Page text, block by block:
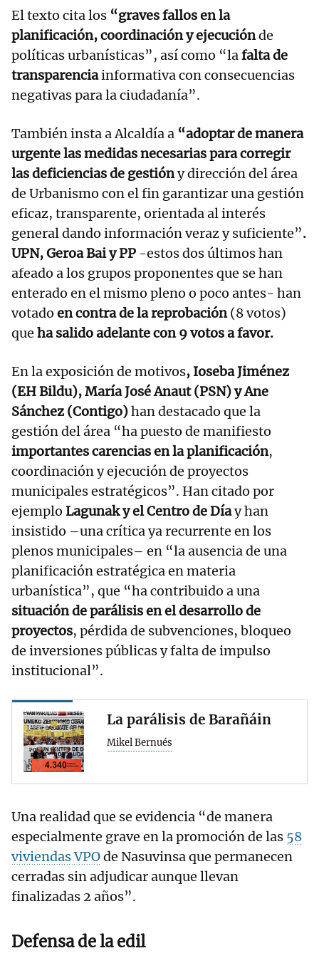
El texto cita los “graves fallos en la
planificación, coordinación y ejecuciónde
políticas urbanísticas”, así como “lafalta de
transparenciainformativa con consecuencias
negativas para la ciudadanía”.
También insta a Alcaldía a “adoptar de manera
urgente las medidas necesarias para corregir
las deficiencias de gestióny dirección del área
de Urbanismo con el fin garantizar una gestión
eficaz, transparente, orientada al interés
general dando información veraz y suficiente”.
UPN, Geroa Bai y PP -estos dos últimos han
afeado a los grupos proponentes que se han
enterado en el mismo pleno o poco antes- han
votado en contra de la reprobación(8 votos)
que ha salido adelante con 9 votos a favor.
En la exposición de motivos, Ioseba Jiménez
(EH Bildu), María José Anaut (PSN) y Ane
Sánchez (Contigo)han destacado que la
gestión del área “ha puesto de manifiesto
importantes carencias en la planificación,
coordinación y ejecución de proyectos
municipales estratégicos”. Han citado por
ejemplo Lagunak y el Centro de Díay han
insistido –una crítica ya recurrente en los
plenos municipales– en “la ausencia de una
planificación estratégica en materia
urbanística”, que “ha contribuido a una
situación de parálisis en el desarrollo de
proyectos, pérdida de subvenciones, bloqueo
de inversiones públicas y falta de impulso
institucional”.
La parálisis de Barañáin
Mikel Bernués
Una realidad que se evidencia “de manera
especialmente grave en la promoción de las 58
viviendas VPOde Nasuvinsa que permanecen
cerradas sin adjudicar aunque llevan
finalizadas 2 años”.
Defensa de la edil